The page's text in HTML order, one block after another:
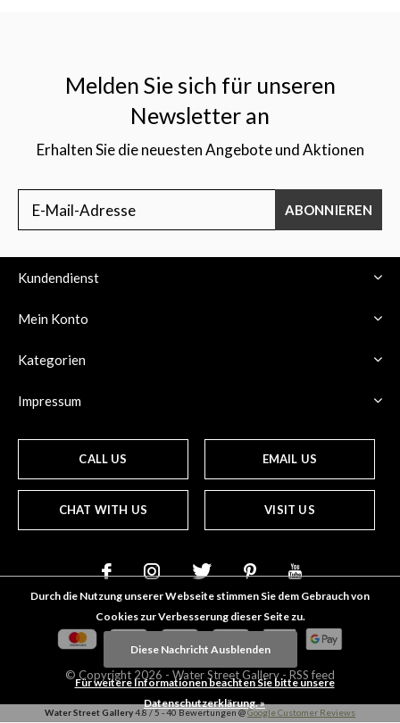
Melden Sie sich für unseren
Newsletter an
Erhalten Sie die neuesten Angebote und Aktionen
ABONNIEREN
Kundendienst
Mein Konto
Kategorien
Impressum
CALL US EMAIL US
CHAT WITH US VISIT US
© Copyright 2026 - Water Street Gallery- RSS feed
Water Street Gallery4.8 / 5 -40 Bewertungen @Google Customer Reviews
Durch die Nutzung unserer Webseite stimmen Sie dem Gebrauch von
Cookies zur Verbesserung dieser Seite zu.
Diese Nachricht Ausblenden
Für weitere Informationen beachten Sie bitte unsere
Datenschutzerklärung. »